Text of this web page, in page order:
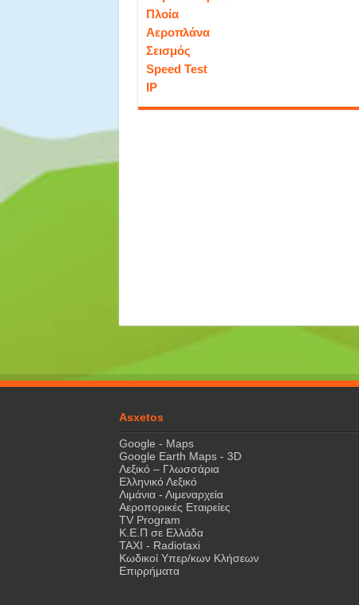
Πλοία
Αεροπλάνα
Σεισμός
Speed Test
IP
Asxetos
Google - Maps
Google Earth Maps - 3D
Λεξικό – Γλωσσάρια
Ελληνικό Λεξικό
Λιμάνια - Λιμεναρχεία
Αεροπορικές Εταιρείες
TV Program
Κ.Ε.Π σε Ελλάδα
ΤΑΧΙ - Radiotaxi
Κωδικοί Υπερ/κων Κλήσεων
Επιρρήματα